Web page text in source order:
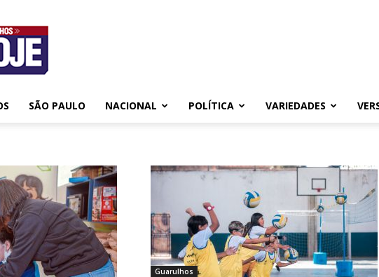
Guarulhos
Hoje
SÃO PAULO NACIONAL POLÍTICA VARIEDADES
Guarulhos